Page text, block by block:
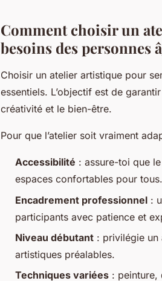
Comment choisir un
besoins des personnes
Choisir un atelier artistique pour
essentiels. L’objectif est de
créativité et le bien-être.
Pour que l’atelier soit vraiment
Accessibilité : assure-toi que
espaces confortables pour tous.
Encadrement professionnel :
participants avec patience et
Niveau débutant : privilégie un
artistiques préalables.
Techniques variées : peinture,